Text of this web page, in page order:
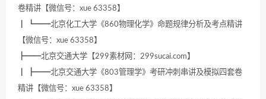
卷精讲【微信号：xue 63358】
┃ ┗━━北京化工大学《860物理化学》命题规律分析及考点精讲
【微信号：xue 63358】
┣━━北京交通大学【299素材网：299sucai.com】
┃ ┣━━北京交通大学《803管理学》考研冲刺串讲及模拟四套卷
精讲【微信号：xue 63358】